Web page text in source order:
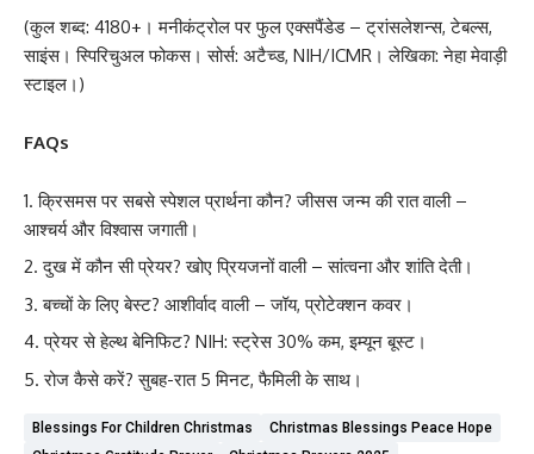
(कुल शब्द: 4180+। मनीकंट्रोल पर फुल एक्सपैंडेड – ट्रांसलेशन्स, टेबल्स,
साइंस। स्पिरिचुअल फोकस। सोर्स: अटैच्ड, NIH/ICMR। लेखिका: नेहा मेवाड़ी
स्टाइल।)
FAQs
क्रिसमस पर सबसे स्पेशल प्रार्थना कौन? जीसस जन्म की रात वाली –
आश्चर्य और विश्वास जगाती।
दुख में कौन सी प्रेयर? खोए प्रियजनों वाली – सांत्वना और शांति देती।
बच्चों के लिए बेस्ट? आशीर्वाद वाली – जॉय, प्रोटेक्शन कवर।
प्रेयर से हेल्थ बेनिफिट? NIH: स्ट्रेस 30% कम, इम्यून बूस्ट।
रोज कैसे करें? सुबह-रात 5 मिनट, फैमिली के साथ।
Blessings For Children Christmas
Christmas Blessings Peace Hope